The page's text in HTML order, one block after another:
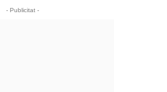
- Publicitat -